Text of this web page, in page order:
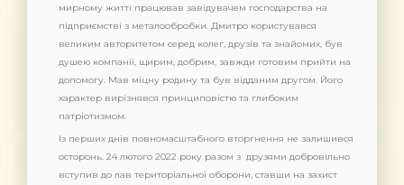
мирному житті працював завідувачем господарства на
підприємстві з металообробки. Дмитро користувався
великим авторитетом серед колег, друзів та знайомих, був
душею компанії, щирим, добрим, завжди готовим прийти на
допомогу. Мав міцну родину та був відданим другом. Його
характер вирізнявся принциповістю та глибоким
патріотизмом.
Із перших днів повномасштабного вторгнення не залишився
осторонь. 24 лютого 2022 року разом з друзями добровільно
вступив до лав територіальної оборони, ставши на захист